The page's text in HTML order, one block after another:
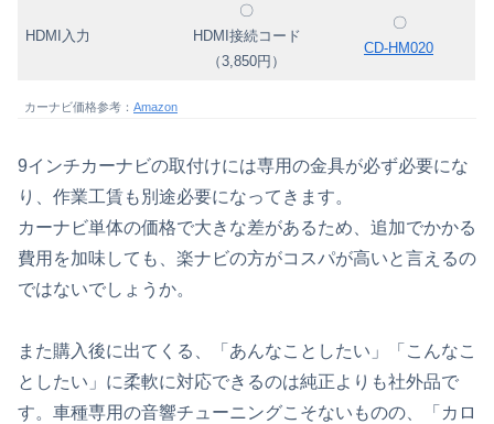
HDMI入力
〇
HDMI接続コード
（3,850円）
〇
CD-HM020
カーナビ価格参考： Amazon
9インチカーナビの取付けには専用の金具が必ず必要にな
り、作業工賃も別途必要になってきます。
カーナビ単体の価格で大きな差があるため、追加でかかる
費用を加味しても、楽ナビの方がコスパが高いと言えるの
ではないでしょうか。
また購入後に出てくる、「あんなことしたい」「こんなこ
としたい」に柔軟に対応できるのは純正よりも社外品で
す。車種専用の音響チューニングこそないものの、「カロ